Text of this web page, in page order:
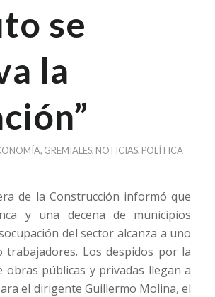
se
la
, GREMIALES, NOTICIAS, POLÍTICA
de la Construcción informó que
y una decena de municipios
del sector alcanza a uno
trabajadores. Los despidos por la
obras públicas y privadas llegan a
el dirigente Guillermo Molina, el